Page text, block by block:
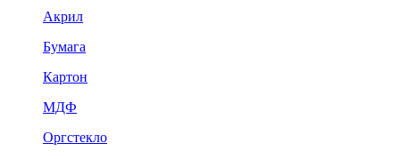
Акрил
Бумага
Картон
МДФ
Оргстекло